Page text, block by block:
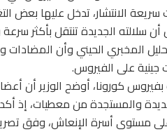
سلالته الجديدة تنتقل بأكثر
المخبري الحيني وأن المضادات
على الفيروس.
كورونا، أوضح الوزير أن
والمستجدة من معطيات، إذ
مستوى أسرة الإنعاش، وفق